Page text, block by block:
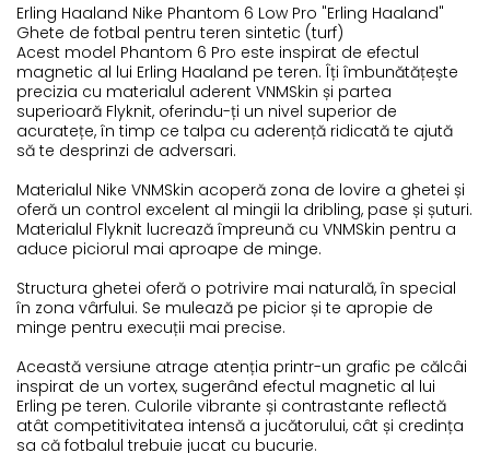
Erling Haaland Nike Phantom 6 Low Pro "Erling Haaland"
Ghete de fotbal pentru teren sintetic (turf)
Acest model Phantom 6 Pro este inspirat de efectul
magnetic al lui Erling Haaland pe teren. Îți îmbunătățește
precizia cu materialul aderent VNMSkin și partea
superioară Flyknit, oferindu-ți un nivel superior de
acuratețe, în timp ce talpa cu aderență ridicată te ajută
să te desprinzi de adversari.
Materialul Nike VNMSkin acoperă zona de lovire a ghetei și
oferă un control excelent al mingii la dribling, pase și șuturi.
Materialul Flyknit lucrează împreună cu VNMSkin pentru a
aduce piciorul mai aproape de minge.
Structura ghetei oferă o potrivire mai naturală, în special
în zona vârfului. Se mulează pe picior și te apropie de
minge pentru execuții mai precise.
Această versiune atrage atenția printr-un grafic pe călcâi
inspirat de un vortex, sugerând efectul magnetic al lui
Erling pe teren. Culorile vibrante și contrastante reflectă
atât competitivitatea intensă a jucătorului, cât și credința
sa că fotbalul trebuie jucat cu bucurie.